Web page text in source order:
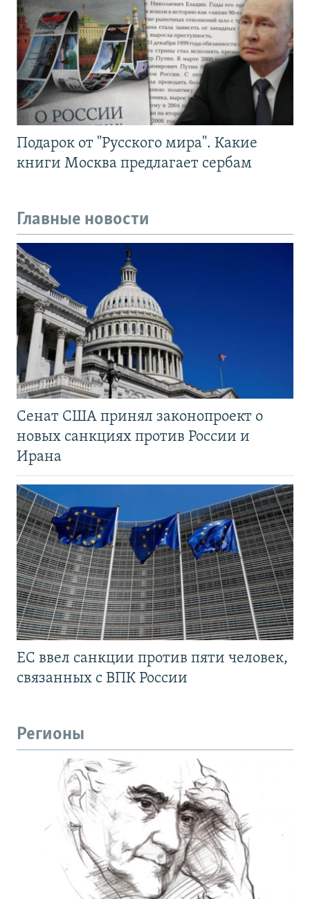
Подарок от "Русского мира". Какие
книги Москва предлагает сербам
Главные новости
Сенат США принял законопроект о
новых санкциях против России и
Ирана
ЕС ввел санкции против пяти человек,
связанных с ВПК России
Регионы